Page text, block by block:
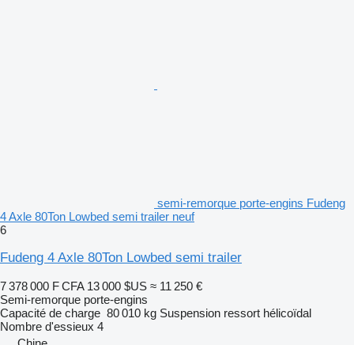
semi-remorque porte-engins Fudeng
4 Axle 80Ton Lowbed semi trailer neuf
6
Fudeng 4 Axle 80Ton Lowbed semi trailer
7 378 000 F CFA 13 000 $US ≈ 11 250 €
Semi-remorque porte-engins
Capacité de charge 80 010 kg Suspension ressort hélicoïdal
Nombre d'essieux 4